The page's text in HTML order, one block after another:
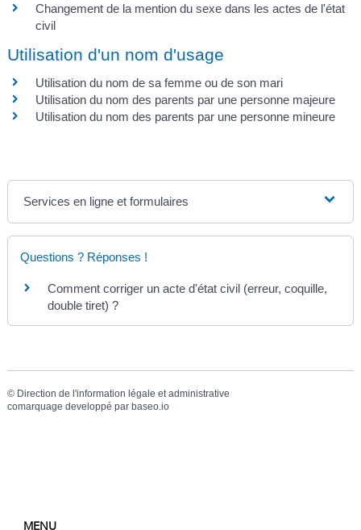
Changement de la mention du sexe dans les actes de l'état
civil
Utilisation d'un nom d'usage
Utilisation du nom de sa femme ou de son mari
Utilisation du nom des parents par une personne majeure
Utilisation du nom des parents par une personne mineure
Services en ligne et formulaires
Questions ? Réponses !
Comment corriger un acte d'état civil (erreur, coquille,
double tiret) ?
© Direction de l'information légale et administrative
comarquage developpé par baseo.io
MENU